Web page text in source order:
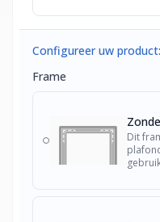
Configureer uw product:
Frame
Dit